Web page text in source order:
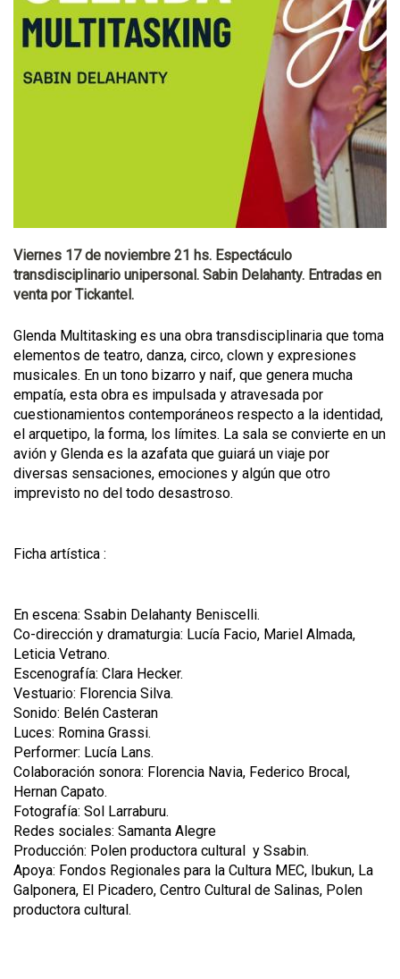
Viernes 17 de noviembre 21 hs. Espectáculo
transdisciplinario unipersonal. Sabin Delahanty. Entradas en
venta por Tickantel.
Glenda Multitasking es una obra transdisciplinaria que toma
elementos de teatro, danza, circo, clown y expresiones
musicales. En un tono bizarro y naif, que genera mucha
empatía, esta obra es impulsada y atravesada por
cuestionamientos contemporáneos respecto a la identidad,
el arquetipo, la forma, los límites. La sala se convierte en un
avión y Glenda es la azafata que guiará un viaje por
diversas sensaciones, emociones y algún que otro
imprevisto no del todo desastroso.
Ficha artística :
En escena: Ssabin Delahanty Beniscelli.
Co-dirección y dramaturgia: Lucía Facio, Mariel Almada,
Leticia Vetrano.
Escenografía: Clara Hecker.
Vestuario: Florencia Silva.
Sonido: Belén Casteran
Luces: Romina Grassi.
Performer: Lucía Lans.
Colaboración sonora: Florencia Navia, Federico Brocal,
Hernan Capato.
Fotografía: Sol Larraburu.
Redes sociales: Samanta Alegre
Producción: Polen productora cultural y Ssabin.
Apoya: Fondos Regionales para la Cultura MEC, Ibukun, La
Galponera, El Picadero, Centro Cultural de Salinas, Polen
productora cultural.